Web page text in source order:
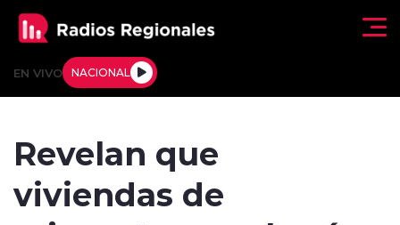
EN VIVO NACIONAL
Tendencias
Revelan que
viviendas de